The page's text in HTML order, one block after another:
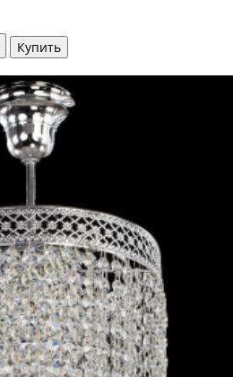
Купить